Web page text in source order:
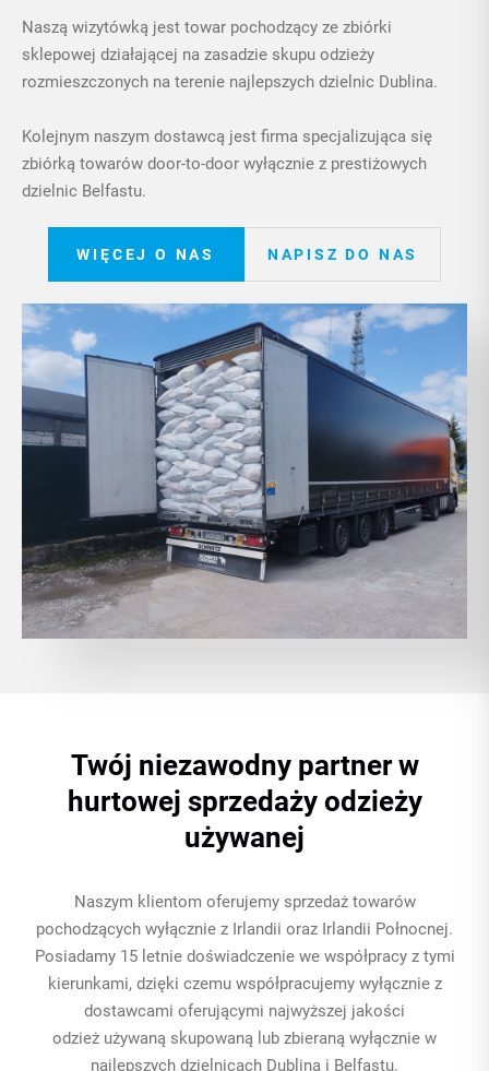
Naszą wizytówką jest towar pochodzący ze zbiórki
sklepowej działającej na zasadzie skupu odzieży
rozmieszczonych na terenie najlepszych dzielnic Dublina.
Kolejnym naszym dostawcą jest firma specjalizująca się
zbiórką towarów door-to-door wyłącznie z prestiżowych
dzielnic Belfastu.
WIĘCEJ O NAS NAPISZ DO NAS
Twój niezawodny partner w
hurtowej sprzedaży odzieży
używanej
Naszym klientom oferujemy sprzedaż towarów
pochodzących wyłącznie z Irlandii oraz Irlandii Połnocnej.
Posiadamy 15 letnie doświadczenie we współpracy z tymi
kierunkami, dzięki czemu współpracujemy wyłącznie z
dostawcami oferującymi najwyższej jakości
odzież używaną skupowaną lub zbieraną wyłącznie w
najlepszych dzielnicach Dublina i Belfastu.